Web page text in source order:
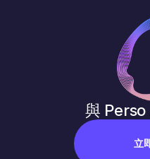
與 Perso
立